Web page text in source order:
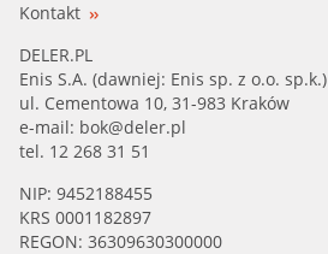
LPR (WP0535)
LYNXAUTO (CW-0354)
MAG (352316170637)
Kontakt
DELER.PL
Enis S.A. (dawniej: Enis sp. z o.o. sp.k.)
ul. Cementowa 10, 31-983 Kraków
e-mail: bok@deler.pl
tel. 12 268 31 51
NIP: 9452188455
KRS 0001182897
REGON: 36309630300000